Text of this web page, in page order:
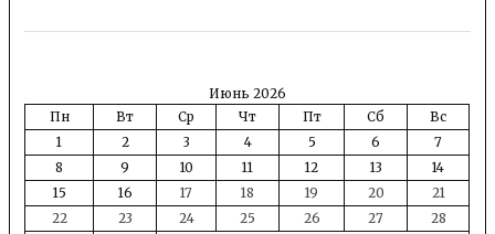
Июнь 2026
Пн
Вт Ср Чт Пт Сб
Вс
1
2 3 4 5 6
7
8
9 10 11 12 13
14
15
16 17 18 19 20
21
22
23 24 25 26 27
28